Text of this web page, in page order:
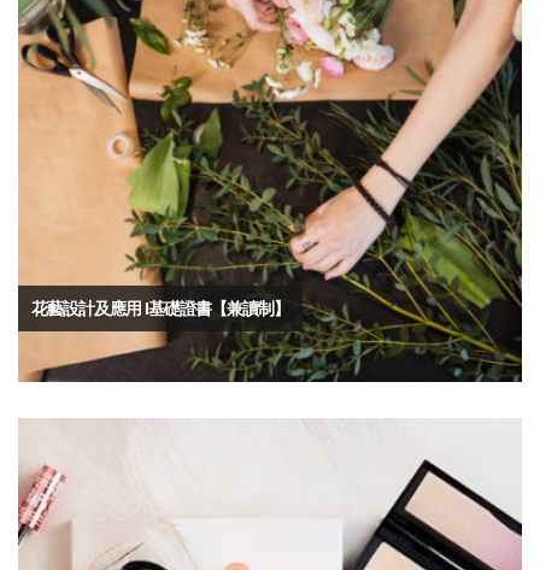
花藝設計及應用 I基礎證書【兼讀制】